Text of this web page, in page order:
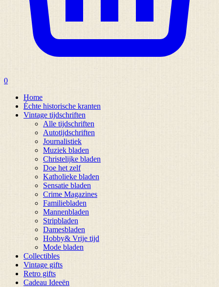
0
Home
Échte historische kranten
Vintage tijdschriften
Alle tijdschriften
Autotijdschriften
Journalistiek
Muziek bladen
Christelijke bladen
Doe het zelf
Katholieke bladen
Sensatie bladen
Crime Magazines
Familiebladen
Mannenbladen
Stripbladen
Damesbladen
Hobby& Vrije tijd
Mode bladen
Collectibles
Vintage gifts
Retro gifts
Cadeau Ideeën